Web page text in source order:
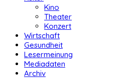
Kino
Theater
Konzert
Wirtschaft
Gesundheit
Lesermeinung
Mediadaten
Archiv